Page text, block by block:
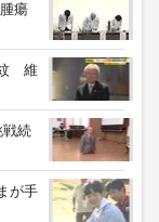
瘍
紋 維
戦続
が手